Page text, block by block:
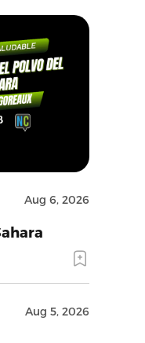
Aug 6, 2026
Aug 5, 2026